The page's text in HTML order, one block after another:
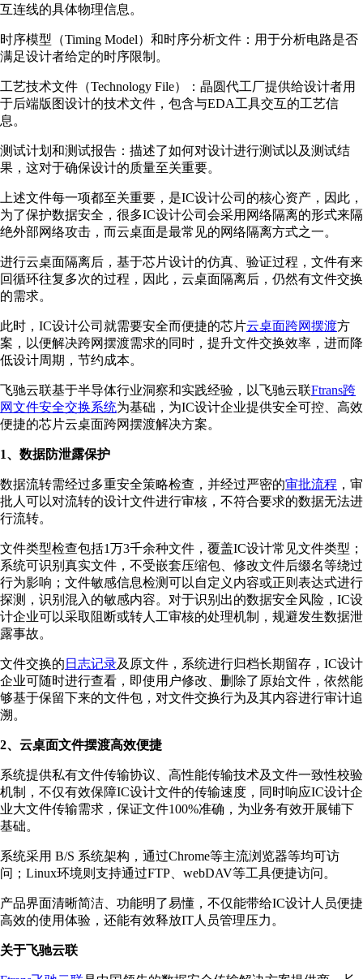
互连线的具体物理信息。
时序模型（Timing Model）和时序分析文件：用于分析电路是否
满足设计者给定的时序限制。
工艺技术文件（Technology File）：晶圆代工厂提供给设计者用
于后端版图设计的技术文件，包含与EDA工具交互的工艺信
息。
测试计划和测试报告：描述了如何对设计进行测试以及测试结
果，这对于确保设计的质量至关重要。
上述文件每一项都至关重要，是IC设计公司的核心资产，因此，
为了保护数据安全，很多IC设计公司会采用网络隔离的形式来隔
绝外部网络攻击，而云桌面是最常见的网络隔离方式之一。
进行云桌面隔离后，基于芯片设计的仿真、验证过程，文件有来
回循环往复多次的过程，因此，云桌面隔离后，仍然有文件交换
的需求。
此时，IC设计公司就需要安全而便捷的芯片云桌面跨网摆渡方
案，以便解决跨网摆渡需求的同时，提升文件交换效率，进而降
低设计周期，节约成本。
飞驰云联基于半导体行业洞察和实践经验，以飞驰云联Ftrans跨
网文件安全交换系统为基础，为IC设计企业提供安全可控、高效
便捷的芯片云桌面跨网摆渡解决方案。
1、数据防泄露保护
数据流转需经过多重安全策略检查，并经过严密的审批流程 ，审
批人可以对流转的设计文件进行审核，不符合要求的数据无法进
行流转。
文件类型检查包括1万3千余种文件，覆盖IC设计常见文件类型；
系统可识别真实文件，不受嵌套压缩包、修改文件后缀名等绕过
行为影响；文件敏感信息检测可以自定义内容或正则表达式进行
探测，识别混入的敏感内容。对于识别出的数据安全风险，IC设
计企业可以采取阻断或转人工审核的处理机制，规避发生数据泄
露事故。
文件交换的 日志记录及原文件，系统进行归档长期留存，IC设计
企业可随时进行查看，即使用户修改、删除了原始文件，依然能
够基于保留下来的文件包，对文件交换行为及其内容进行审计追
溯。
2、云桌面文件摆渡高效便捷
系统提供私有文件传输协议、高性能传输技术及文件一致性校验
机制，不仅有效保障IC设计文件的传输速度，同时响应IC设计企
业大文件传输需求，保证文件100%准确，为业务有效开展铺下
基础。
系统采用 B/S 系统架构，通过Chrome等主流浏览器等均可访
问；Linux环境则支持通过FTP、webDAV等工具便捷访问。
产品界面清晰简洁、功能明了易懂，不仅能带给IC设计人员便捷
高效的使用体验，还能有效释放IT人员管理压力。
关于飞驰云联